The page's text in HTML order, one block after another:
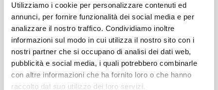
Utilizziamo i cookie per personalizzare contenuti ed
annunci, per fornire funzionalità dei social media e per
analizzare il nostro traffico. Condividiamo inoltre
informazioni sul modo in cui utilizza il nostro sito con i
nostri partner che si occupano di analisi dei dati web,
pubblicità e social media, i quali potrebbero combinarle
con altre informazioni che ha fornito loro o che hanno
raccolto dal suo utilizzo dei loro servizi.
carriere soliste [...]
Immagini